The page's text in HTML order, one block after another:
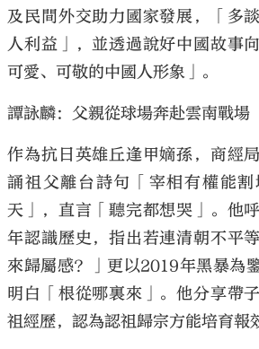
及民間外交助力國家發展，「多
人利益」，並透過說好中國故事
可愛、可敬的中國人形象」。
譚詠麟：父親從球場奔赴雲南戰場
作為抗日英雄丘逢甲嫡孫，商經
誦祖父離台詩句「宰相有權能
天」，直言「聽完都想哭」。他
年認識歷史，指出若連清朝不平
來歸屬感？」更以2019年黑暴為
明白「根從哪裏來」。他分享帶
祖經歷，認為認祖歸宗方能培育報